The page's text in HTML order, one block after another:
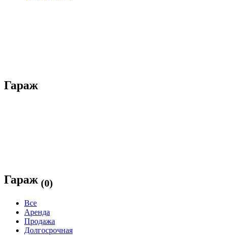
Гараж
Гараж (0)
Все
Аренда
Продажа
Долгосрочная